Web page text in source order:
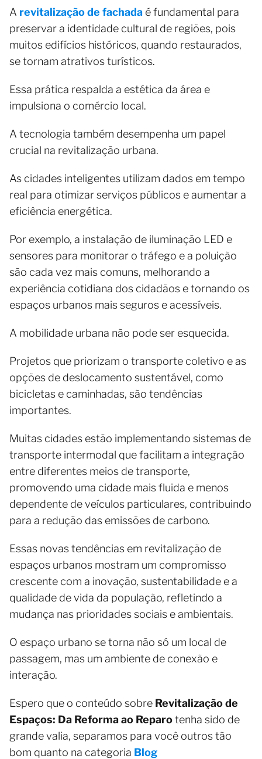
A revitalização de fachada é fundamental para
preservar a identidade cultural de regiões, pois
muitos edifícios históricos, quando restaurados,
se tornam atrativos turísticos.
Essa prática respalda a estética da área e
impulsiona o comércio local.
A tecnologia também desempenha um papel
crucial na revitalização urbana.
As cidades inteligentes utilizam dados em tempo
real para otimizar serviços públicos e aumentar a
eficiência energética.
Por exemplo, a instalação de iluminação LED e
sensores para monitorar o tráfego e a poluição
são cada vez mais comuns, melhorando a
experiência cotidiana dos cidadãos e tornando os
espaços urbanos mais seguros e acessíveis.
A mobilidade urbana não pode ser esquecida.
Projetos que priorizam o transporte coletivo e as
opções de deslocamento sustentável, como
bicicletas e caminhadas, são tendências
importantes.
Muitas cidades estão implementando sistemas de
transporte intermodal que facilitam a integração
entre diferentes meios de transporte,
promovendo uma cidade mais fluida e menos
dependente de veículos particulares, contribuindo
para a redução das emissões de carbono.
Essas novas tendências em revitalização de
espaços urbanos mostram um compromisso
crescente com a inovação, sustentabilidade e a
qualidade de vida da população, refletindo a
mudança nas prioridades sociais e ambientais.
O espaço urbano se torna não só um local de
passagem, mas um ambiente de conexão e
interação.
Espero que o conteúdo sobre Revitalização de
Espaços: Da Reforma ao Reparotenha sido de
grande valia, separamos para você outros tão
bom quanto na categoria Blog